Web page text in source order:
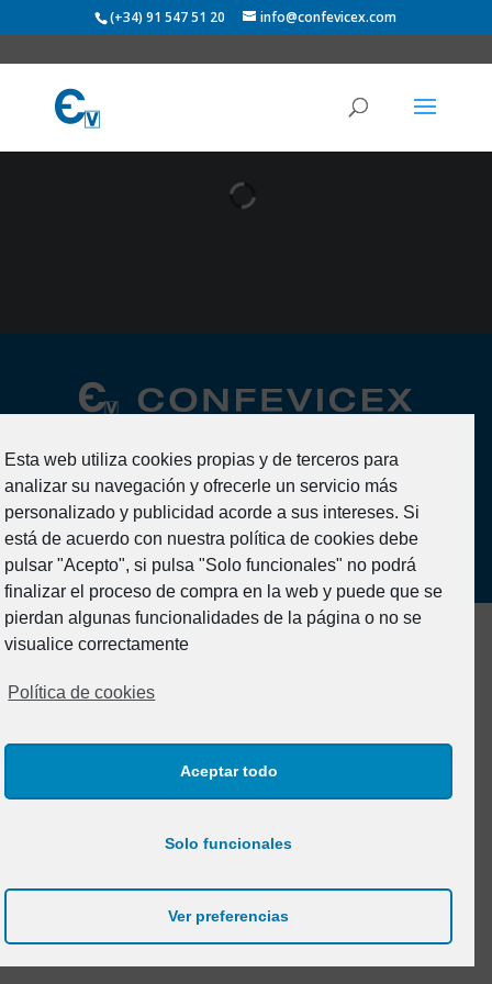
Esta web utiliza cookies propias y de terceros para
analizar su navegación y ofrecerle un servicio más
personalizado y publicidad acorde a sus intereses. Si
está de acuerdo con nuestra política de cookies debe
pulsar "Acepto", si pulsa "Solo funcionales" no podrá
finalizar el proceso de compra en la web y puede que se
pierdan algunas funcionalidades de la página o no se
visualice correctamente
Política de cookies
Aceptar todo
Solo funcionales
Ver preferencias
(+34) 91 547 51 20 info@confevicex.com
Aviso legal y Política de Privacidad
Política de cookies (UE)